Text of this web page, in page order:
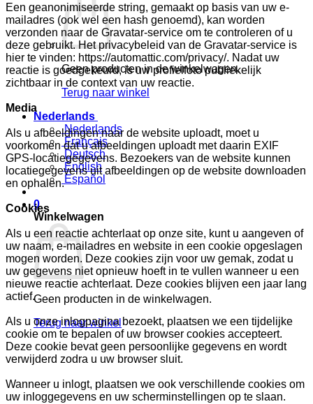
Geen producten in de winkelwagen.
Terug naar winkel
Nederlands
Nederlands
Français
Deutsch
English
Español
0
Winkelwagen
Geen producten in de winkelwagen.
Terug naar winkel
Een geanonimiseerde string, gemaakt op basis van uw e-
mailadres (ook wel een hash genoemd), kan worden
verzonden naar de Gravatar-service om te controleren of u
deze gebruikt. Het privacybeleid van de Gravatar-service is
hier te vinden: https://automattic.com/privacy/. Nadat uw
reactie is goedgekeurd, is uw profielfoto publiekelijk
zichtbaar in de context van uw reactie.
Media
Als u afbeeldingen naar de website uploadt, moet u
voorkomen dat u afbeeldingen uploadt met daarin EXIF
GPS-locatiegegevens. Bezoekers van de website kunnen
locatiegegevens uit afbeeldingen op de website downloaden
en ophalen.
Cookies
Als u een reactie achterlaat op onze site, kunt u aangeven of
uw naam, e-mailadres en website in een cookie opgeslagen
mogen worden. Deze cookies zijn voor uw gemak, zodat u
uw gegevens niet opnieuw hoeft in te vullen wanneer u een
nieuwe reactie achterlaat. Deze cookies blijven een jaar lang
actief.
Als u onze inlogpagina bezoekt, plaatsen we een tijdelijke
cookie om te bepalen of uw browser cookies accepteert.
Deze cookie bevat geen persoonlijke gegevens en wordt
verwijderd zodra u uw browser sluit.
Wanneer u inlogt, plaatsen we ook verschillende cookies om
uw inloggegevens en uw scherminstellingen op te slaan.